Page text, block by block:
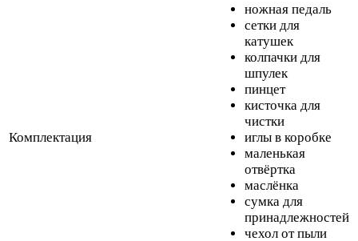
Комплектация
ножная педаль
сетки для
катушек
колпачки для
шпулек
пинцет
кисточка для
чистки
иглы в коробке
маленькая
отвёртка
маслёнка
сумка для
принадлежностей
чехол от пыли